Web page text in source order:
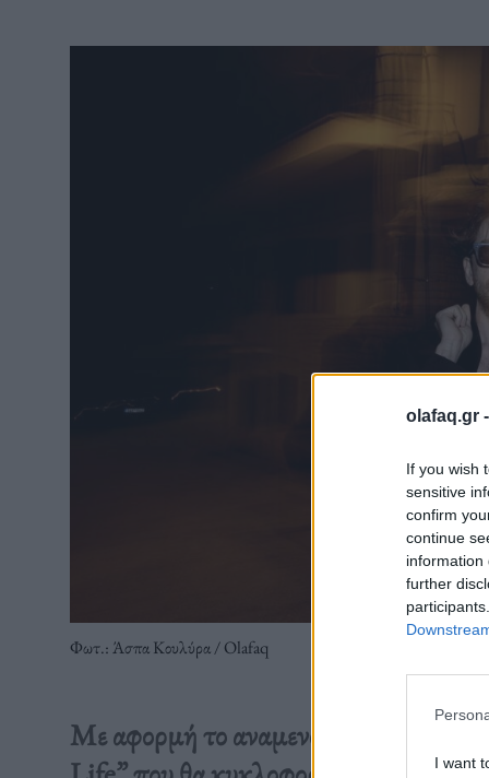
olafaq.gr -
If you wish
sensitive
confirm
continue
information
further
I want
Φωτ.: Άσπα Κουλύρα / Olafaq
Με αφορμή το αναμενόμενο